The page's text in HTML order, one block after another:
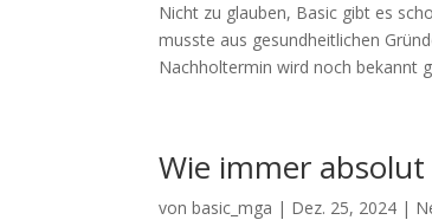
Nicht zu glauben, Basic gibt es
musste aus gesundheitlichen
Nachholtermin wird noch bekannt
Wie immer
vonbasic_mga | Dez. 25, 2024 |